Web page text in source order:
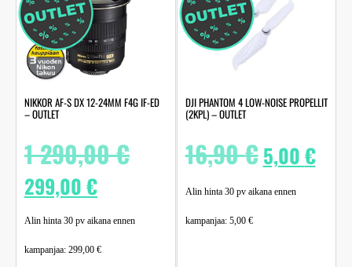
NIKKOR AF-S DX 12-24MM F4G IF-ED
– OUTLET
1 290,00€
299,00€
Alin hinta 30 pv aikana ennen
kampanjaa: 299,00 €
DJI PHANTOM 4 LOW-NOISE PROPELLIT
(2KPL) – OUTLET
16,90€ 5,00€
Alin hinta 30 pv aikana ennen
kampanjaa: 5,00 €